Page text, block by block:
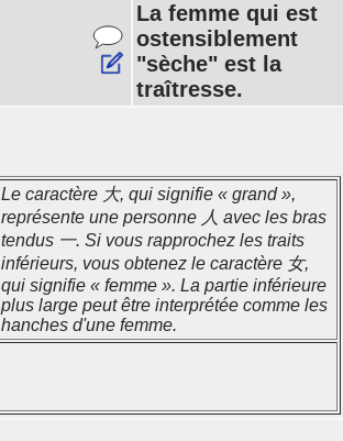
La femme qui est
ostensiblement
"sèche" est la
traîtresse.
Le caractère 大, qui signifie « grand »,
représente une personne 人 avec les bras
tendus 一. Si vous rapprochez les traits
inférieurs, vous obtenez le caractère 女,
qui signifie « femme ». La partie inférieure
plus large peut être interprétée comme les
hanches d'une femme.